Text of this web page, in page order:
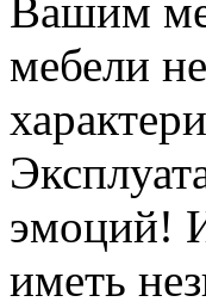
Вашим
мебели
эмоций!
иметь